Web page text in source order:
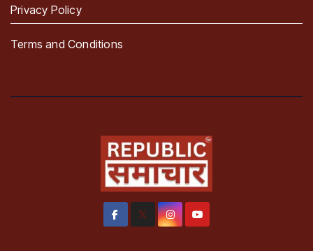
Privacy Policy
Terms and Conditions